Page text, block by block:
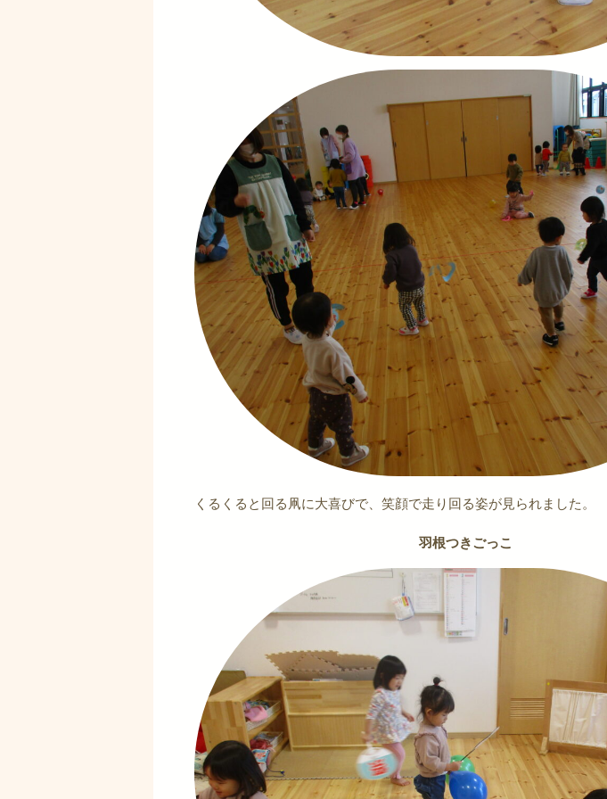
くるくると回る凧に大喜びで、笑顔で走り回る姿が見られました。
羽根つきごっこ